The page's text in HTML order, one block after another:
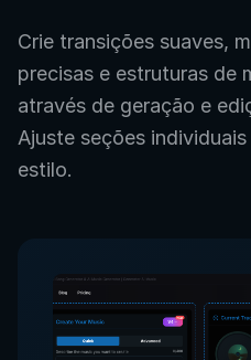
Crie transições suaves,
precisas e estruturas de
através de geração e
Ajuste seções
estilo.